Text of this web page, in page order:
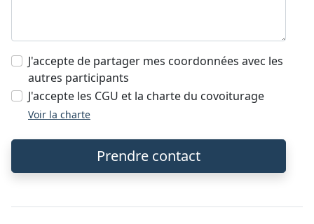
J'accepte de partager mes coordonnées avec les
autres participants
J'accepte les CGU et la charte du covoiturage
Voir la charte
Prendre contact